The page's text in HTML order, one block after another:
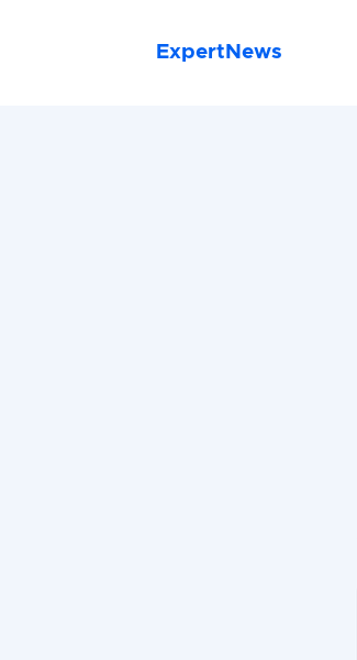
ExpertNews